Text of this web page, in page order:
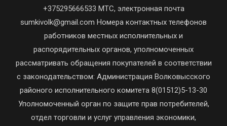
+375295666533 МТС, электронная почта
sumkivolk@gmail.com Номера контактных телефонов
работников местных исполнительных и
распорядительных органов, уполномоченных
рассматривать обращения покупателей в соответствии
с законодательством: Администрация Волковысского
районого исполнительного комитета 8(01512)5-13-30
Уполномоченный орган по защите прав потребителей,
отдел торговли и услуг управления экономики,